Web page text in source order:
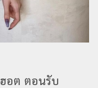
อต ตอนรับ